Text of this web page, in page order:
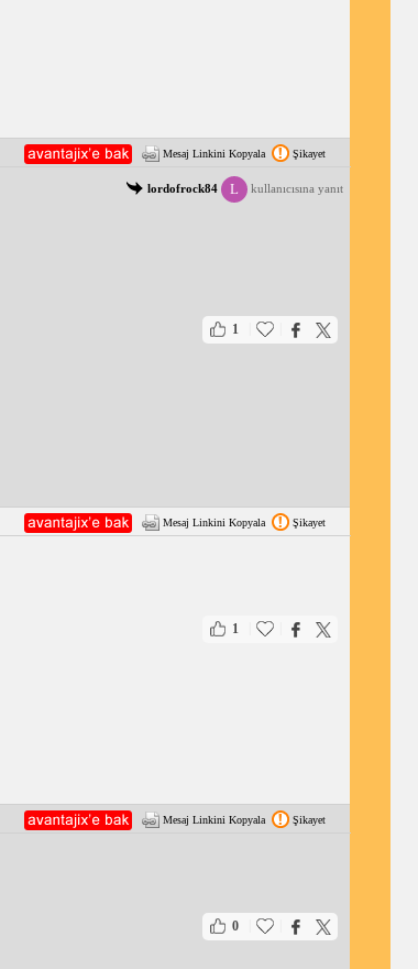
Mesaj Linkini Kopyala Şikayet
lordofrock84 L kullanıcısına yanıt
1
Mesaj Linkini Kopyala Şikayet
1
Mesaj Linkini Kopyala Şikayet
0